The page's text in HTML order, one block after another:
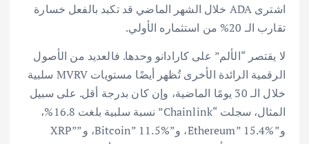
اشترى ADA خلال الشهر الماضي قد تكبد بالفعل خسارة
تقارب الـ 20% من استثماره الأولي.
لا يقتصر “الألم” على كارادانو وحدها. فالعديد من الأصول
الرقمية الرائدة الأخرى تُظهر أيضًا مستويات MVRV سلبية
خلال الـ 30 يومًا الماضية، وإن كان بدرجة أقل. على سبيل
المثال، سجلت “Chainlink” نسبة سلبية بلغت 16.8%،
و”Ethereum” 15.4%، و”Bitcoin” 11.5%، و”XRP”